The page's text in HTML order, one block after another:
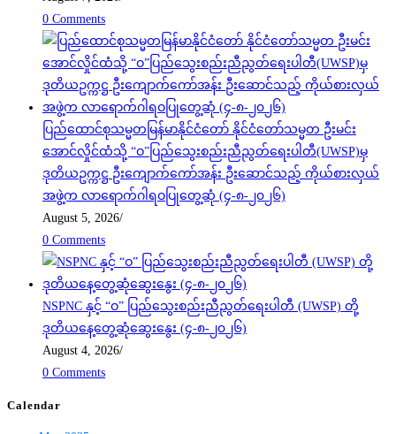
0 Comments
ပြည်ထောင်စုသမ္မတမြန်မာနိုင်ငံတော် နိုင်ငံတော်သမ္မတ ဦးမင်း
အောင်လှိုင်ထံသို့ “ဝ”ပြည်သွေးစည်းညီညွတ်ရေးပါတီ(UWSP)မှ
ဒုတိယဥက္ကဋ္ဌ ဦးကျောက်ကော်အန်း ဦးဆောင်သည့် ကိုယ်စားလှယ်
အဖွဲ့က လာရောက်ဂါရဝပြုတွေ့ဆုံ (၄-၈-၂၀၂၆)
August 5, 2026/
0 Comments
NSPNC နှင့် “ဝ” ပြည်သွေးစည်းညီညွတ်ရေးပါတီ (UWSP) တို့
ဒုတိယနေ့တွေ့ဆုံဆွေးနွေး (၄-၈-၂၀၂၆)
August 4, 2026/
0 Comments
Calendar